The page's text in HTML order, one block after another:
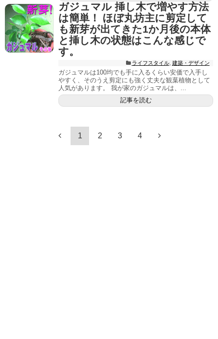
ガジュマル 挿し木で増やす方法
は簡単！ ほぼ丸坊主に剪定して
も新芽が出てきた1か月後の本体
と挿し木の状態はこんな感じで
す。
ライフスタイル, 建築・デザイン
ガジュマルは100均でも手に入るくらい安価で入手し
やすく、そのうえ剪定にも強く丈夫な観葉植物として
人気があります。 我が家のガジュマルは、...
記事を読む
1 2 3 4